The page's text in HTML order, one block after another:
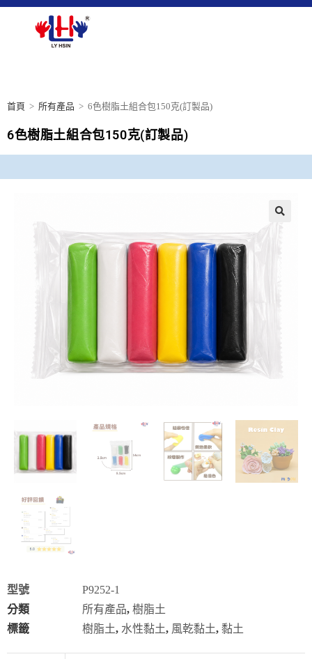
首頁 > 所有產品 > 6色樹脂土組合包150克(訂製品)
6色樹脂土組合包150克(訂製品)
型號
P9252-1
分類
所有產品, 樹脂土
標籤
樹脂土, 水性黏土, 風乾黏土, 黏土